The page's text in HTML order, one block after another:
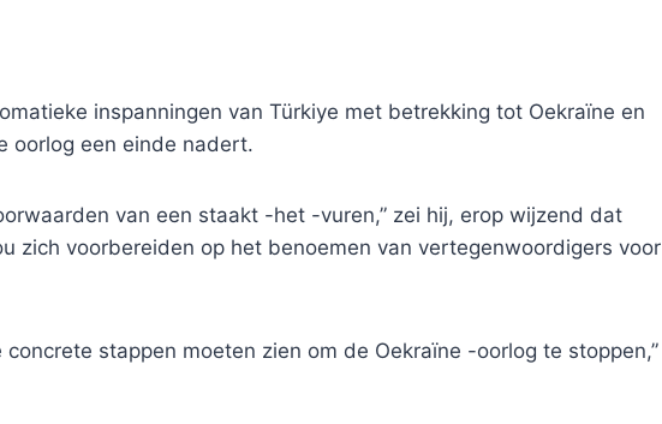
inspanningen van Türkiye met betrekking tot Oekraïne en
oorlog een einde nadert.
van een staakt -het -vuren,” zei hij, erop wijzend dat
zich voorbereiden op het benoemen van vertegenwoordigers voor
concrete stappen moeten zien om de Oekraïne -oorlog te stoppen,”